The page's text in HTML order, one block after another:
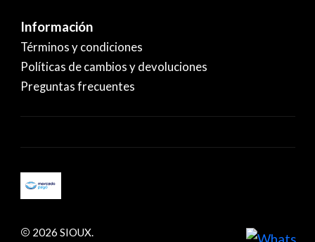
Información
Términos y condiciones
Políticas de cambios y devoluciones
Preguntas frecuentes
2026 SIOUX.